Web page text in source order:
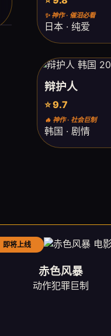
✨ 神作 · 催泪必看
日本 · 纯爱
辩护人
⭐ 9.7
🔥 神作 · 社会巨制
韩国 · 剧情
即将上线
赤色风暴
动作犯罪巨制